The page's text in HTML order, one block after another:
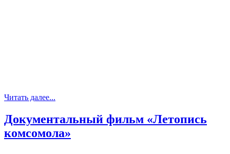
Читать далее...
Документальный фильм «Летопись
комсомола»